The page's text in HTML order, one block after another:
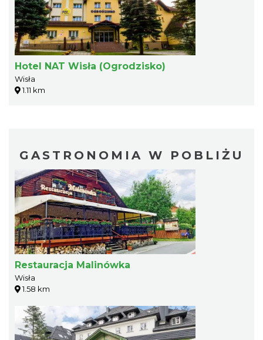
Hotel NAT Wisła (Ogrodzisko)
Wisła
1.11 km
GASTRONOMIA W POBLIŻU
Restauracja Malinówka
Wisła
1.58 km